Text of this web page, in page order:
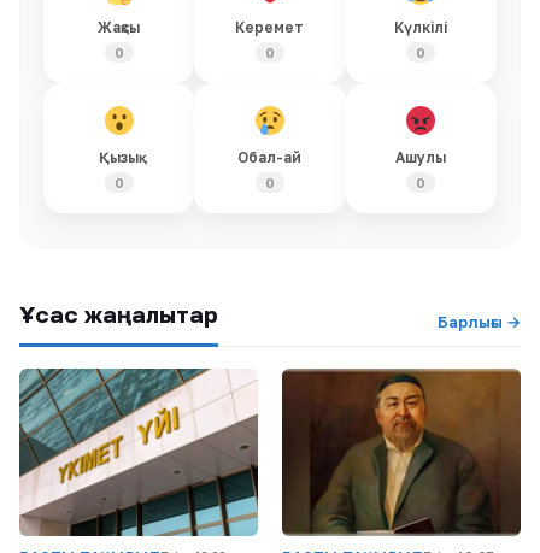
Жақсы
0
Керемет
0
Күлкілі
0
Қызық
0
Обал-ай
0
Ашулы
0
Ұқсас жаңалықтар Барлығы →